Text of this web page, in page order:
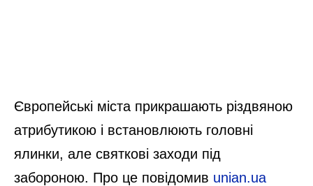
Європейські міста прикрашають різдвяною
атрибутикою і встановлюють головні
ялинки, але святкові заходи під
забороною. Про це повідомив unian.ua